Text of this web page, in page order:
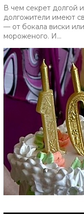
В чем секрет долгой
долгожители имеют
— от бокала виски
мороженого. И...